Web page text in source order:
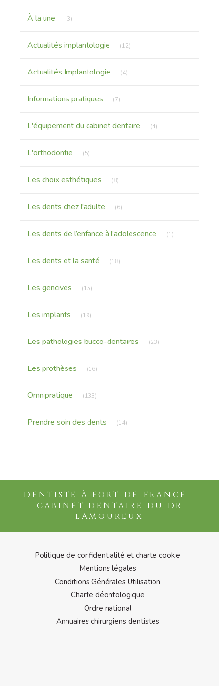
À la une (3)
Actualités implantologie (12)
Actualités Implantologie (4)
Informations pratiques (7)
L'équipement du cabinet dentaire (4)
L'orthodontie (5)
Les choix esthétiques (8)
Les dents chez l'adulte (6)
Les dents de l’enfance à l’adolescence (1)
Les dents et la santé (18)
Les gencives (15)
Les implants (19)
Les pathologies bucco-dentaires (23)
Les prothèses (16)
Omnipratique (133)
Prendre soin des dents (14)
DENTISTE À FORT-DE-FRANCE -
CABINET DENTAIRE DU DR
LAMOUREUX
Politique de confidentialité et charte cookie
Mentions légales
Conditions Générales Utilisation
Charte déontologique
Ordre national
Annuaires chirurgiens dentistes